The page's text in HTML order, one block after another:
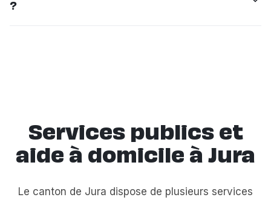
?
Services publics et
aide à domicile à Jura
Le canton de Jura dispose de plusieurs services